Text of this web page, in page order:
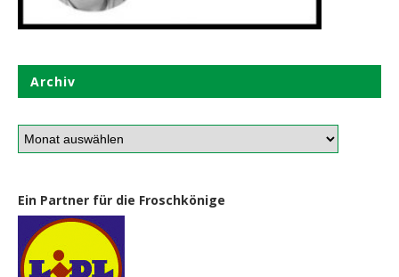
Archiv
Ein Partner für die Froschkönige